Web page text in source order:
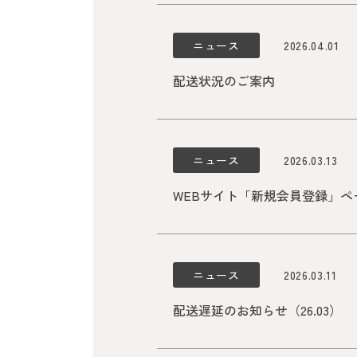
ニュース 2026.04.01
配送状況のご案内
ニュース 2026.03.13
WEBサイト「新規会員登録」
ニュース 2026.03.11
配送遅延のお知らせ（26.03）